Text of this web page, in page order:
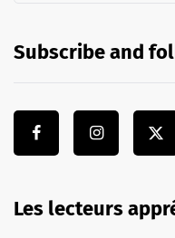
Subscribe and
Les lecteurs